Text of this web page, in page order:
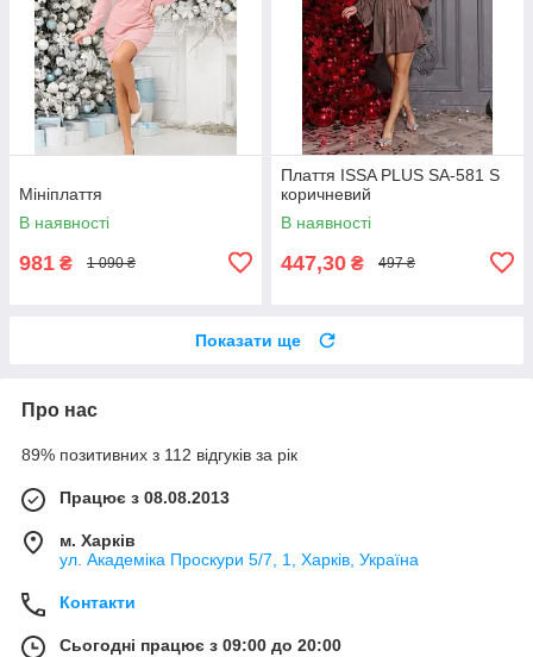
Мініплаття
В наявності
981 ₴ 1 090 ₴
Плаття ISSA PLUS SA-581 S
коричневий
В наявності
447,30 ₴ 497 ₴
Показати ще
Про нас
89% позитивних з 112 відгуків за рік
Працює з 08.08.2013
м. Харків
ул. Академіка Проскури 5/7, 1, Харків, Україна
Контакти
Сьогодні працює з 09:00 до 20:00